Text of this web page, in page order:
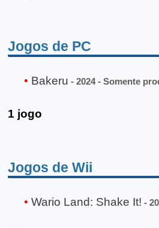
Jogos de PC
Bakeru - 2024 - Somente
1 jogo
Jogos de Wii
Wario Land: Shake It! -